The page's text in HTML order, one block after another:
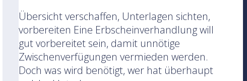
Übersicht verschaffen, Unterlagen sichten,
vorbereiten Eine Erbscheinverhandlung will
gut vorbereitet sein, damit unnötige
Zwischenverfügungen vermieden werden.
Doch was wird benötigt, wer hat überhaupt